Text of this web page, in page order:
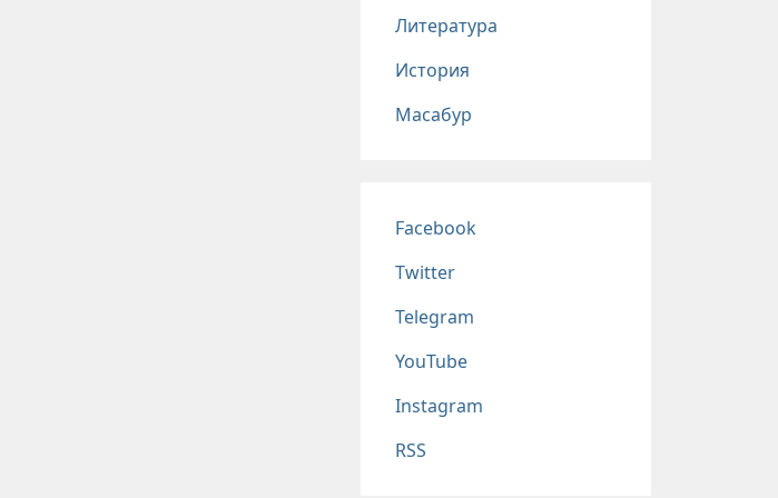
Литература
История
Масабур
Соц сети
Facebook
Twitter
Telegram
YouTube
Instagram
RSS